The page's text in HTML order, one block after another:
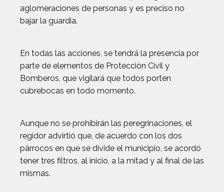
aglomeraciones de personas y es preciso no
bajar la guardia.
En todas las acciones, se tendrá la presencia por
parte de elementos de Protección Civil y
Bomberos, que vigilará que todos porten
cubrebocas en todo momento.
Aunque no se prohibirán las peregrinaciones, el
regidor advirtió que, de acuerdo con los dos
párrocos en que se divide el municipio, se acordó
tener tres filtros, al inicio, a la mitad y al final de las
mismas.